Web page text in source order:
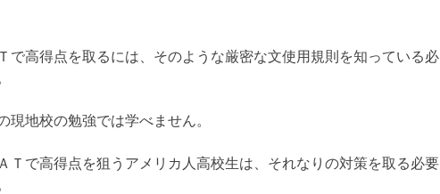
で高得点を取るには、そのような厳密な文使用規則を知っている必
現地校の勉強では学べません。
Ｔで高得点を狙うアメリカ人高校生は、それなりの対策を取る必要